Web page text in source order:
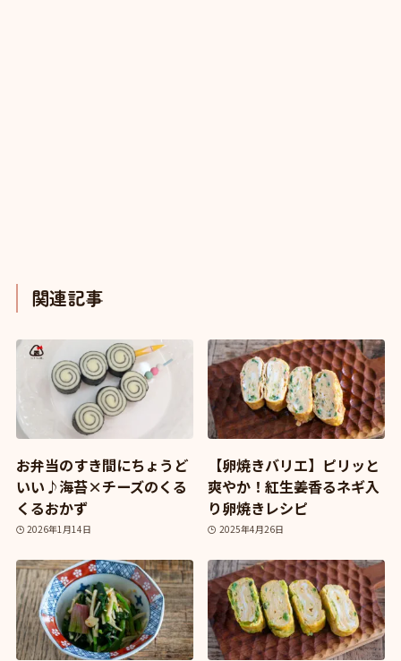
関連記事
お弁当のすき間にちょうど
いい♪海苔×チーズのくる
くるおかず
2026年1月14日
【卵焼きバリエ】ピリッと
爽やか！紅生姜香るネギ入
り卵焼きレシピ
2025年4月26日